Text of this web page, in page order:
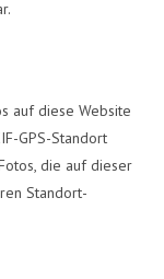
auf diese Website
GPS-Standort
die auf dieser
Standort-